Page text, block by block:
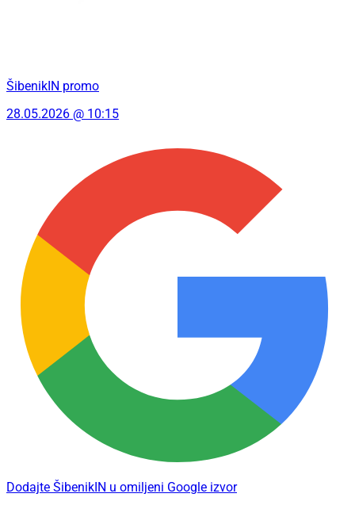
ŠibenikIN promo
28.05.2026 @ 10:15
Dodajte ŠibenikIN u omiljeni Google izvor